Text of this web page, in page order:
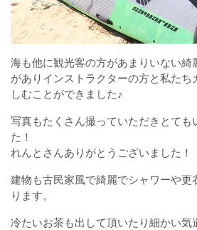
海も他に観光客の方があまりいない綺
がありインストラクターの方と私たち
しむことができました♪
写真もたくさん撮っていただきとても
た！
れんとさんありがとうございました！
建物も古民家風で綺麗でシャワーや更
ります。
冷たいお茶も出して頂いたり細かい気